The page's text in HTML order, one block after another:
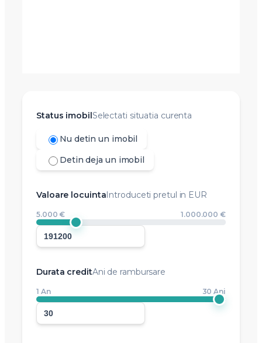
Status imobilSelectati situatia curenta
Nu detin un imobil
Detin deja un imobil
Valoare locuintaIntroduceti pretul in EUR
5.000 € 1.000.000 €
Durata creditAni de rambursare
1 An 30 Ani